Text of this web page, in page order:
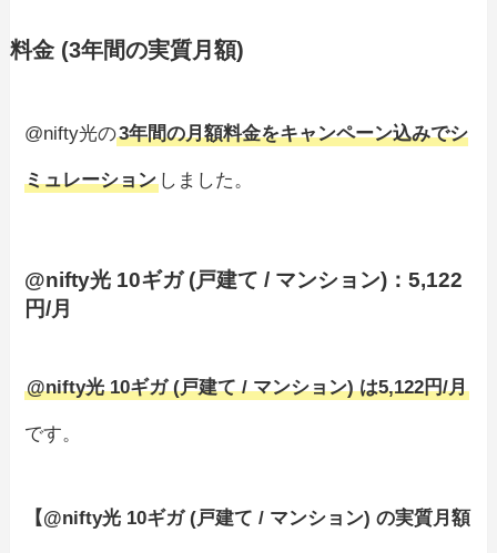
料金 (3年間の実質月額)
@nifty光の3年間の月額料金をキャンペーン込みでシ
ミュレーション しました。
@nifty光 10ギガ (戸建て / マンション)：5,122
円/月
@nifty光 10ギガ (戸建て / マンション) は5,122円/月
です。
【@nifty光 10ギガ (戸建て / マンション) の実質月額